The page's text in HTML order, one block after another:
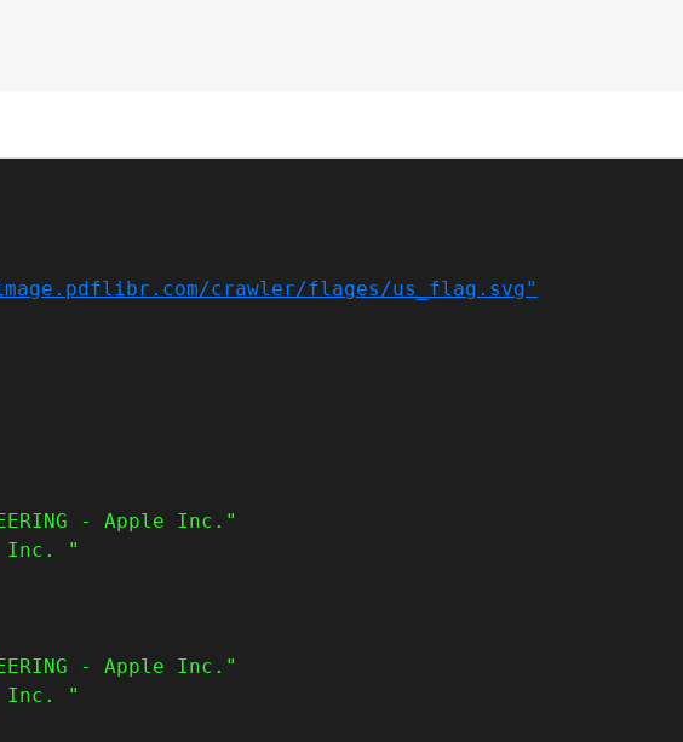
crawler/flages/us_flag.svg"
- Apple Inc."
Inc. "
- Apple Inc."
Inc. "